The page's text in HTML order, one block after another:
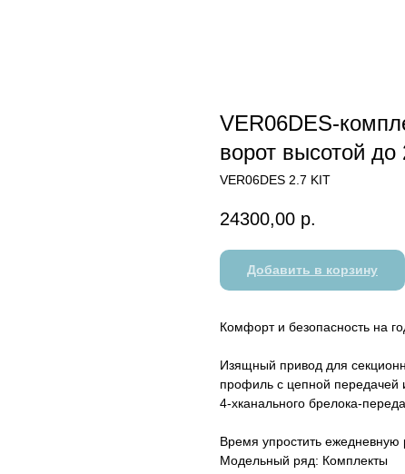
VER06DES-
ворот высотой
VER06DES 2.7 KIT
24300,00 р.
Добавить в корзину
Комфорт и безопасность на
Изящный привод для
профиль с цепной
4-хканального брелока-
Время упростить ежедневную
Модельный ряд: Комплекты